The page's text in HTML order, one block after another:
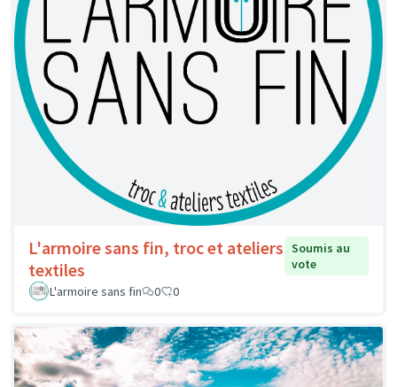
L'armoire sans fin, troc et ateliers
textiles
Soumis au
vote
L'armoire sans fin
0 0